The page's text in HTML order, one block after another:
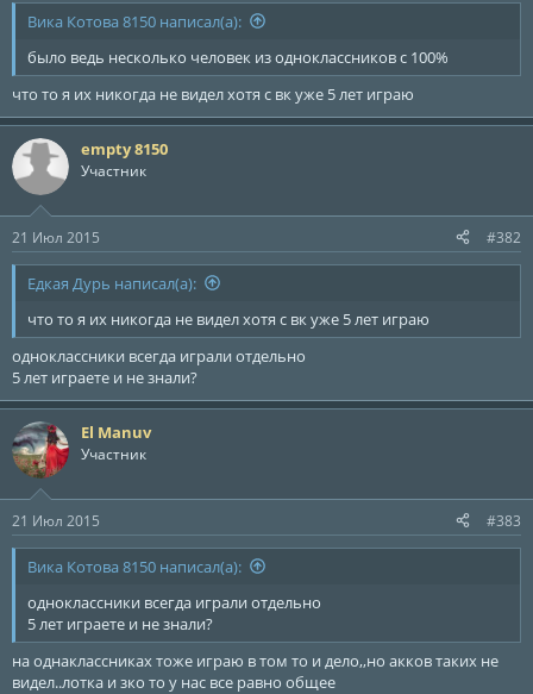
а
Вика Котова 8150 написал(а):
было ведь несколько человек из одноклассников с 100%
что то я их никогда не видел хотя с вк уже 5 лет играю
empty 8150
Участник
21 Июл 2015 #382
Едкая Дурь написал(а):
что то я их никогда не видел хотя с вк уже 5 лет играю
одноклассники всегда играли отдельно
5 лет играете и не знали?
El Manuv
Участник
21 Июл 2015 #383
Вика Котова 8150 написал(а):
одноклассники всегда играли отдельно
5 лет играете и не знали?
на однаклассниках тоже играю в том то и дело,,но акков таких не
видел..лотка и зко то у нас все равно общее